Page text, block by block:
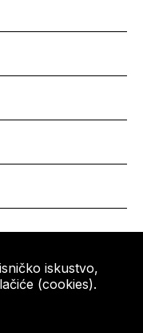
iskustvo,
(cookies).
Copyright © HKA 2026